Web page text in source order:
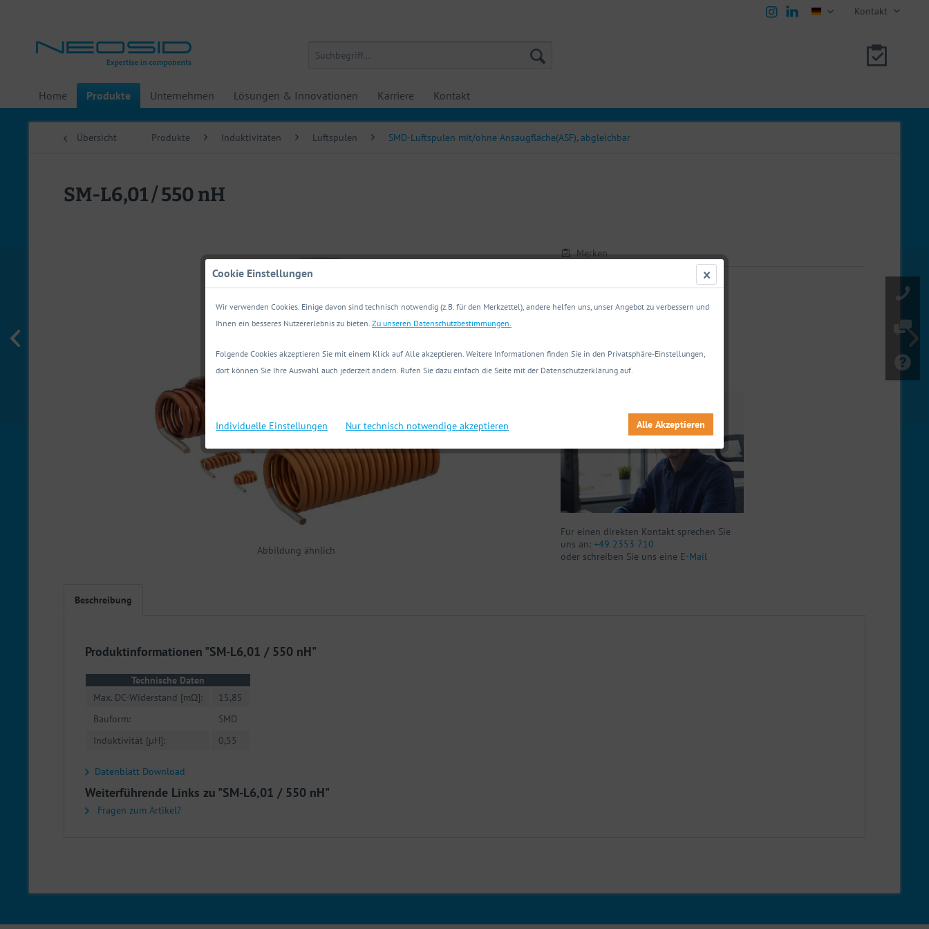
deutsch Kontakt
Home Produkte Unternehmen Lösungen & Innovationen Karriere Kontakt
Übersicht Produkte Induktivitäten Luftspulen SMD-Luftspulen mit/ohne Ansaugfläche(ASF), abgleichbar
SM-L6,01 / 550 nH
Abbildung ähnlich
Merken
00610269
Sie haben Fragen zu diesem Produkt?
Wir helfen Ihnen gerne weiter.
Für einen direkten Kontakt sprechen Sie
uns an:+49 2353 710
oder schreiben Sie uns eine E-Mail
Beschreibung
Produktinformationen "SM-L6,01 / 550 nH"
Technische Daten
Max. DC-Widerstand [mΩ]:
15,85
Bauform:
SMD
Induktivität [µH]:
0,55
Datenblatt Download
Weiterführende Links zu "SM-L6,01 / 550 nH"
Fragen zum Artikel?
Cookie Einstellungen
Wir verwenden Cookies. Einige davon sind technisch notwendig (z.B. für den Merkzettel), andere helfen uns, unser Angebot zu verbessern und
Ihnen ein besseres Nutzererlebnis zu bieten. Zu unseren Datenschutzbestimmungen.
Folgende Cookies akzeptieren Sie mit einem Klick auf Alle akzeptieren. Weitere Informationen finden Sie in den Privatsphäre-Einstellungen,
dort können Sie Ihre Auswahl auch jederzeit ändern. Rufen Sie dazu einfach die Seite mit der Datenschutzerklärung auf.
Individuelle Einstellungen Nur technisch notwendige akzeptieren Alle Akzeptieren